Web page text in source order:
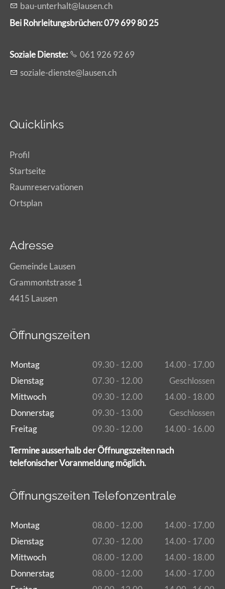
b
- nt rh lt l s nch
Bei Rohrleitungsbrüchen: 079 699 80 25
Soziale Dienste:
061 926 92 69
s z l -d nst l s nch
Quicklinks
Profil
Startseite
Raumreservationen
Ortsplan
Adresse
Gemeinde Lausen
Grammontstrasse 1
4415 Lausen
Öffnungszeiten
Montag 09.30 - 12.00
14.00 - 17.00
Dienstag
07.30 - 12.00
Geschlossen
Mittwoch
09.30 - 12.00
14.00 - 18.00
Donnerstag
09.30 - 13.00
Geschlossen
Freitag
09.30 - 12.00 14.00 - 16.00
Termine ausserhalb der Öffnungszeiten nach
telefonischer Voranmeldung möglich.
Öffnungszeiten Telefonzentrale
Montag 08.00 - 12.00
14.00 - 17.00
Dienstag
07.30 - 12.00
14.00 - 17.00
Mittwoch
08.00 - 12.00
14.00 - 18.00
Donnerstag
08.00 - 12.00
14.00 - 17.00